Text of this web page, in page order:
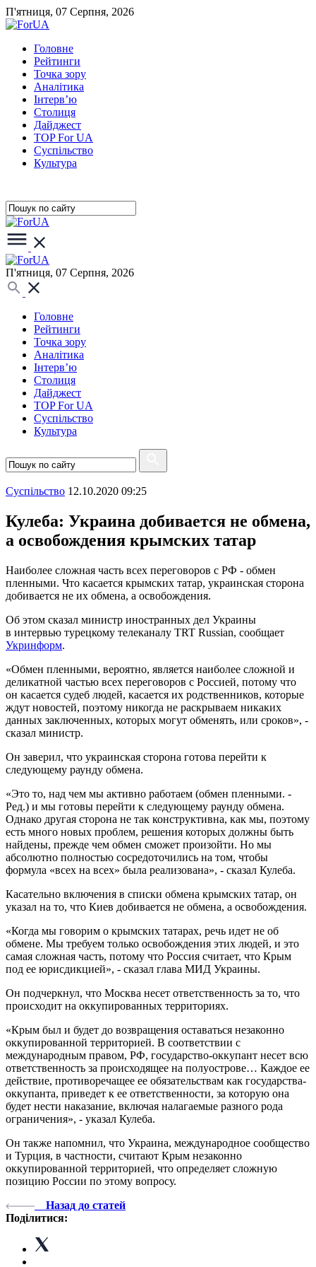
П'ятниця, 07 Серпня, 2026
Головне
Рейтинги
Точка зору
Аналітика
Інтерв’ю
Столиця
Дайджест
TOP For UA
Суспiльство
Культура
П'ятниця, 07 Серпня, 2026
Головне
Рейтинги
Точка зору
Аналітика
Інтерв’ю
Столиця
Дайджест
TOP For UA
Суспiльство
Культура
Суспiльство 12.10.2020 09:25
Кулеба: Украина добивается не обмена,
а освобождения крымских татар
Наиболее сложная часть всех переговоров с РФ - обмен
пленными. Что касается крымских татар, украинская сторона
добивается не их обмена, а освобождения.
Об этом сказал министр иностранных дел Украины
в интервью турецкому телеканалу TRT Russian, сообщает
Укринформ.
«Обмен пленными, вероятно, является наиболее сложной и
деликатной частью всех переговоров с Россией, потому что
он касается судеб людей, касается их родственников, которые
ждут новостей, поэтому никогда не раскрываем никаких
данных заключенных, которых могут обменять, или сроков», -
сказал министр.
Он заверил, что украинская сторона готова перейти к
следующему раунду обмена.
«Это то, над чем мы активно работаем (обмен пленными. -
Ред.) и мы готовы перейти к следующему раунду обмена.
Однако другая сторона не так конструктивна, как мы, поэтому
есть много новых проблем, решения которых должны быть
найдены, прежде чем обмен сможет произойти. Но мы
абсолютно полностью сосредоточились на том, чтобы
формула «всех на всех» была реализована», - сказал Кулеба.
Касательно включения в списки обмена крымских татар, он
указал на то, что Киев добивается не обмена, а освобождения.
«Когда мы говорим о крымских татарах, речь идет не об
обмене. Мы требуем только освобождения этих людей, и это
самая сложная часть, потому что Россия считает, что Крым
под ее юрисдикцией», - сказал глава МИД Украины.
Он подчеркнул, что Москва несет ответственность за то, что
происходит на оккупированных территориях.
«Крым был и будет до возвращения оставаться незаконно
оккупированной территорией. В соответствии с
международным правом, РФ, государство-оккупант несет всю
ответственность за происходящее на полуострове… Каждое ее
действие, противоречащее ее обязательствам как государства-
оккупанта, приведет к ее ответственности, за которую она
будет нести наказание, включая налагаемые разного рода
ограничения», - указал Кулеба.
Он также напомнил, что Украина, международное сообщество
и Турция, в частности, считают Крым незаконно
оккупированной территорией, что определяет сложную
позицию России по этому вопросу.
Назад до статей
Поділитися: